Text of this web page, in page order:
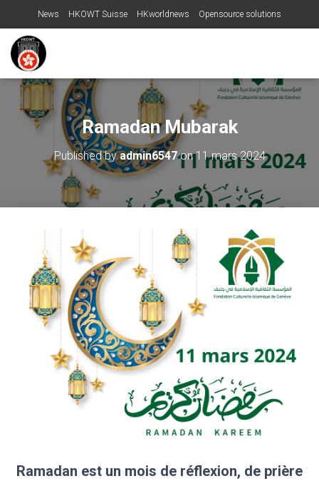
News HKOWT Suisse HKworldnews Opensource solutions
Ramadan Mubarak
Published byadmin6547on11 mars 2024
Ramadan est un mois de réflexion, de prière